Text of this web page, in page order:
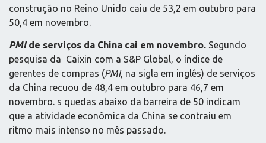
construção no Reino Unido caiu de 53,2 em outubro para
50,4 em novembro.
PMIde serviços da China cai em novembro. Segundo
pesquisa da Caixin com a S&P Global, o índice de
gerentes de compras (PMI, na sigla em inglês) de serviços
da China recuou de 48,4 em outubro para 46,7 em
novembro. s quedas abaixo da barreira de 50 indicam
que a atividade econômica da China se contraiu em
ritmo mais intenso no mês passado.